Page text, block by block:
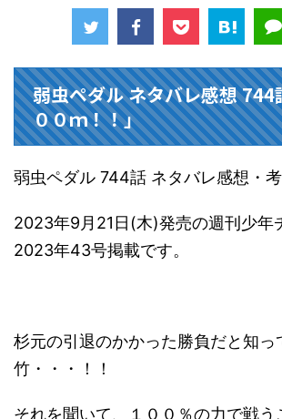
弱虫ペダル ネタバレ感想 744
００ｍ！！」
弱虫ペダル 744話 ネタバレ感想・考
2023年9月21日(木)発売の週刊少年
2023年43号掲載です。
杉元の引退のかかった勝負だと知っ
竹・・・！！
それを聞いて、１００％の力で戦う